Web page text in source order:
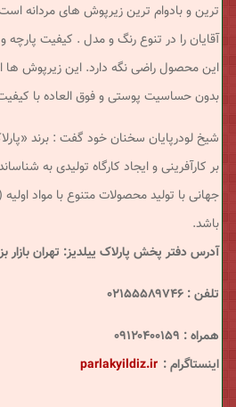
ترین و بادوام ترین زیرپوش های مردانه
آقایان را در تنوع رنگ و مدل . کیفیت
این محصول راضی نگه دارد. این زیرپوش ها
بدون حساسیت پوستی و فوق العاده با
شیخ لودرپایان سخنان خود گفت : برند
بر کارآفرینی و ایجاد کارگاه‌ تولیدی به
جهانی‌ با تولید محصولات متنوع با مواد
باشد.
آدرس دفتر پخش پارلاک ییلدیز: تهرانبازار
تلفن : ۰۲۱۵۵۵۸۹۷۴۶
همراه : ۰۹۱۲۰۴۰۰۱۵۹
اینستاگرام : parlakyildiz.ir